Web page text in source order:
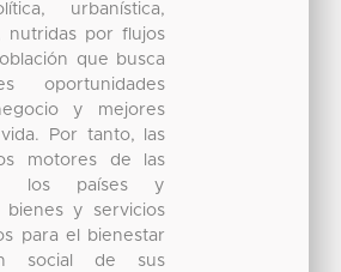
urbanística,
nutridas por flujos
que busca
oportunidades
y mejores
Por tanto, las
motores de las
los países y
bienes y servicios
para el bienestar
social de sus